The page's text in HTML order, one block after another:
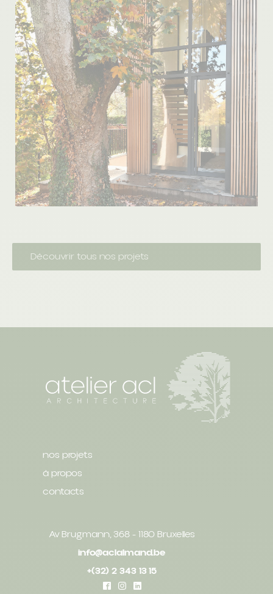
Découvrir tous nos projets
nos projets
à propos
contacts
Av Brugmann, 368 - 1180 Bruxelles
info@aclalmand.be
+(32) 2 343 13 15